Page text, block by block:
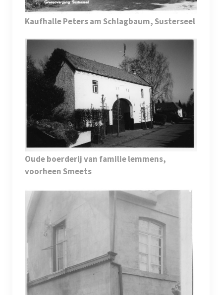
Kaufhalle Peters am Schlagbaum, Susterseel
Oude boerderij van familie lemmens,
voorheen Smeets